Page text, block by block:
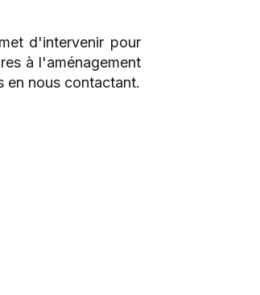
d'intervenir pour
à l'aménagement
en nous contactant.